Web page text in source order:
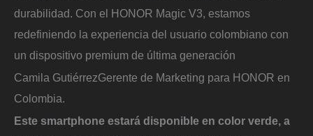
durabilidad. Con el HONOR Magic V3, estamos
redefiniendo la experiencia del usuario colombiano con
un dispositivo premium de última generación
Camila GutiérrezGerente de Marketing para HONOR en
Colombia.
Este smartphone estará disponible en color verde, a